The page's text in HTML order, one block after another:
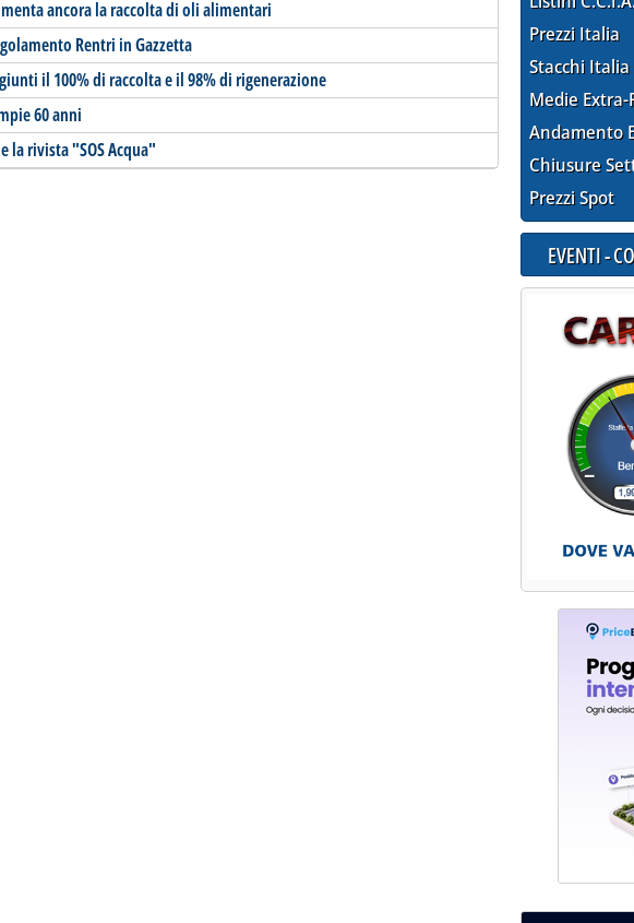
ancora la raccolta di oli alimentari
Rentri in Gazzetta
il 100% di raccolta e il 98% di rigenerazione
60 anni
la rivista "SOS Acqua"
Prezzi Italia
Stacchi Italia
Medie Extra-
Andamento
Chiusure
Prezzi Spot
EVENTI -